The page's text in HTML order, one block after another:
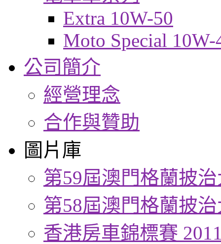
Extra 10W-50
Moto Special 10W-
公司簡介
經營理念
合作與贊助
圖片庫
第59屆澳門格蘭披
第58屆澳門格蘭披
香港房車錦標賽